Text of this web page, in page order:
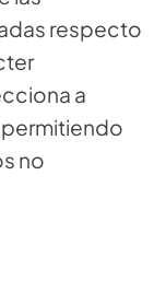
respecto
a
no